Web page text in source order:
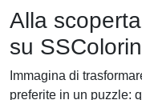
Alla
su
Immagina di
preferite in un puzzle: